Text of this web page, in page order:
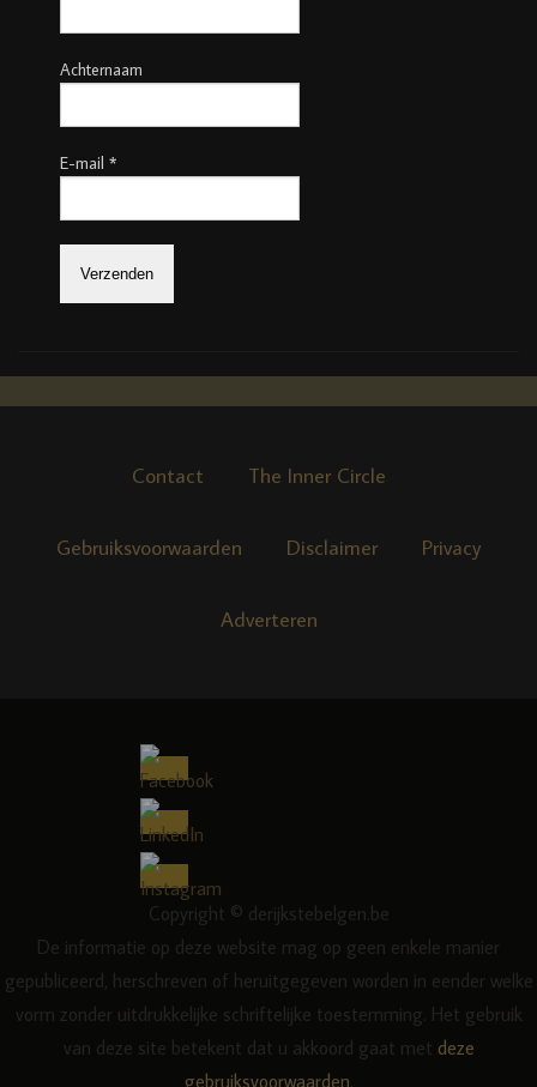
Achternaam
E-mail *
Contact The Inner Circle
Gebruiksvoorwaarden Disclaimer Privacy
Adverteren
Copyright © derijkstebelgen.be
De informatie op deze website mag op geen enkele manier
gepubliceerd, herschreven of heruitgegeven worden in eender welke
vorm zonder uitdrukkelijke schriftelijke toestemming. Het gebruik
van deze site betekent dat u akkoord gaat met deze
gebruiksvoorwaarden